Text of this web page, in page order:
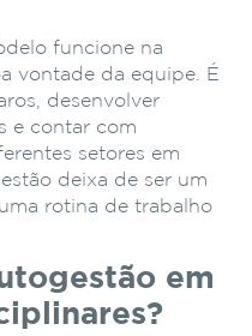
funcione na
vontade da equipe. É
desenvolver
e contar com
setores em
deixa de ser um
rotina de trabalho
em